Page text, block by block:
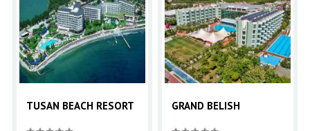
TUSAN BEACH RESORT GRAND BELISH